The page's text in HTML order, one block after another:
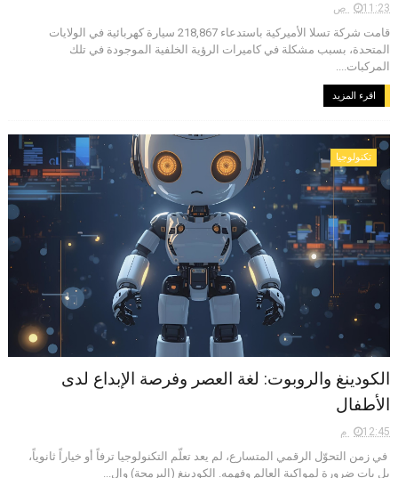
11:23 ص
قامت شركة تسلا الأميركية باستدعاء 218,867 سيارة كهربائية في الولايات
المتحدة، بسبب مشكلة في كاميرات الرؤية الخلفية الموجودة في تلك
المركبات....
اقرء المزيد
تكنولوجيا
الكودينغ والروبوت: لغة العصر وفرصة الإبداع لدى
الأطفال
12:45 م
في زمن التحوّل الرقمي المتسارع، لم يعد تعلّم التكنولوجيا ترفاً أو خياراً ثانوياً،
بل بات ضرورة لمواكبة العالم وفهمه. الكودينغ (البرمجة) وال...